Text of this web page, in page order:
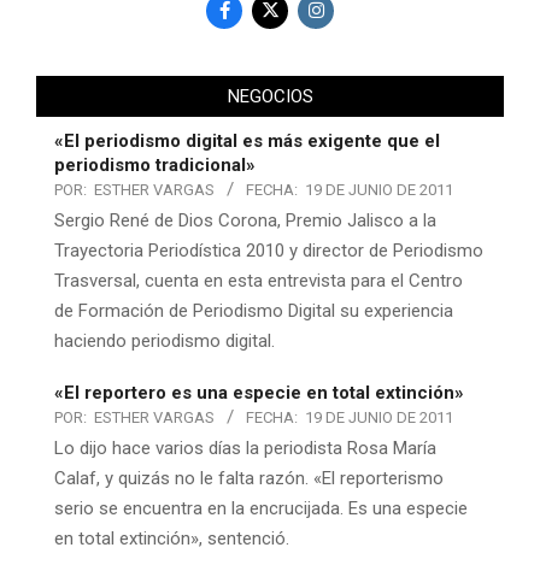
NEGOCIOS
«El periodismo digital es más exigente que el
periodismo tradicional»
POR: ESTHER VARGAS FECHA: 19 DE JUNIO DE 2011
Sergio René de Dios Corona, Premio Jalisco a la
Trayectoria Periodística 2010 y director de Periodismo
Trasversal, cuenta en esta entrevista para el Centro
de Formación de Periodismo Digital su experiencia
haciendo periodismo digital.
«El reportero es una especie en total extinción»
POR: ESTHER VARGAS FECHA: 19 DE JUNIO DE 2011
Lo dijo hace varios días la periodista Rosa María
Calaf, y quizás no le falta razón. «El reporterismo
serio se encuentra en la encrucijada. Es una especie
en total extinción», sentenció.